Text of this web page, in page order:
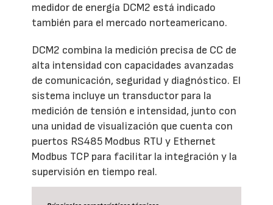
medidor de energía DCM2 está indicado
también para el mercado norteamericano.
DCM2 combina la medición precisa de CC de
alta intensidad con capacidades avanzadas
de comunicación, seguridad y diagnóstico. El
sistema incluye un transductor para la
medición de tensión e intensidad, junto con
una unidad de visualización que cuenta con
puertos RS485 Modbus RTU y Ethernet
Modbus TCP para facilitar la integración y la
supervisión en tiempo real.